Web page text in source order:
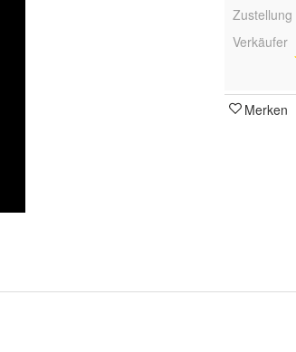
Zustellung
Verkäufer
Merken